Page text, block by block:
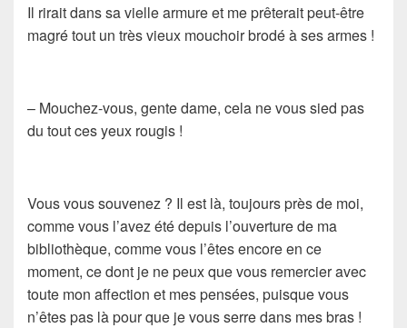
Il rirait dans sa vielle armure et me prêterait peut-être
magré tout un très vieux mouchoir brodé à ses armes !
– Mouchez-vous, gente dame, cela ne vous sied pas
du tout ces yeux rougis !
Vous vous souvenez ? Il est là, toujours près de moi,
comme vous l’avez été depuis l’ouverture de ma
bibliothèque, comme vous l’êtes encore en ce
moment, ce dont je ne peux que vous remercier avec
toute mon affection et mes pensées, puisque vous
n’êtes pas là pour que je vous serre dans mes bras !